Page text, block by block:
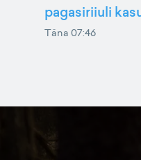
pagasiriiuli
Täna 07:46